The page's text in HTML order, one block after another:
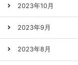
2023年10月
2023年9月
2023年8月